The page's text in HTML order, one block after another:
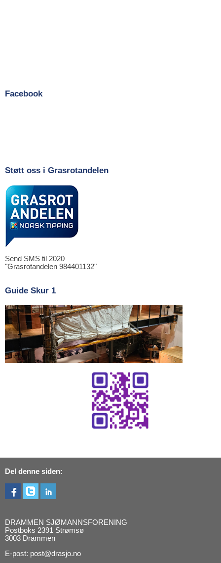
Facebook
Støtt oss i Grasrotandelen
Send SMS til 2020
"Grasrotandelen 984401132"
Guide Skur 1
Del denne siden:
DRAMMEN SJØMANNSFORENING
Postboks 2391 Strømsø
3003 Drammen
E-post: post@drasjo.no